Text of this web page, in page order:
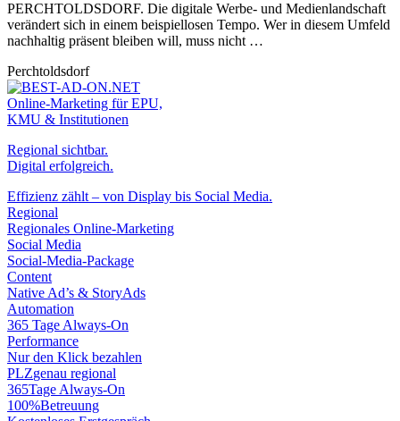
PERCHTOLDSDORF. Die digitale Werbe- und Medienlandschaft
verändert sich in einem beispiellosen Tempo. Wer in diesem Umfeld
nachhaltig präsent bleiben will, muss nicht …
Perchtoldsdorf
Online-Marketing für EPU,
KMU & Institutionen
Regional sichtbar.
Digital erfolgreich.
Effizienz zählt – von Display bis Social Media.
Regional
Regionales Online-Marketing
Social Media
Social-Media-Package
Content
Native Ad’s & StoryAds
Automation
365 Tage Always-On
Performance
Nur den Klick bezahlen
PLZgenau regional
365Tage Always-On
100%Betreuung